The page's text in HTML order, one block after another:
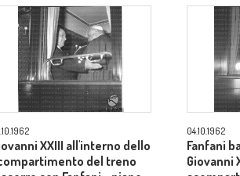
XXIII all'interno dello
del treno
04.10.1962
Fanfani
Giovanni